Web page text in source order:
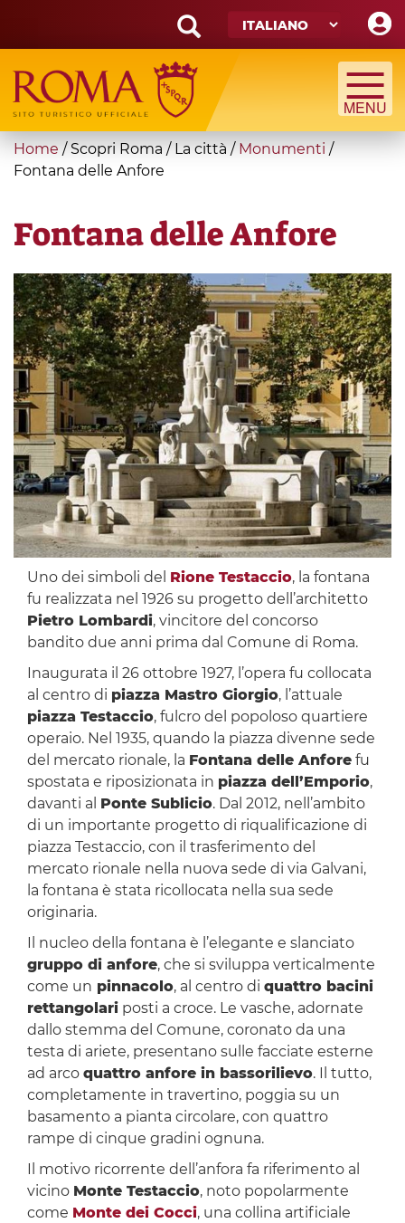
main
content
Search
form
Cerca
You
are
Home / Scopri Roma / La città / Monumenti /
Fontana delle Anfore
Fontana delle Anfore
Uno dei simboli del Rione Testaccio, la fontana
fu realizzata nel 1926 su progetto dell’architetto
Pietro Lombardi, vincitore del concorso
bandito due anni prima dal Comune di Roma.
Inaugurata il 26 ottobre 1927, l’opera fu collocata
al centro di piazza Mastro Giorgio, l’attuale
piazza Testaccio, fulcro del popoloso quartiere
operaio. Nel 1935, quando la piazza divenne sede
del mercato rionale, la Fontana delle Anforefu
spostata e riposizionata in piazza dell’Emporio,
davanti al Ponte Sublicio. Dal 2012, nell’ambito
di un importante progetto di riqualificazione di
piazza Testaccio, con il trasferimento del
mercato rionale nella nuova sede di via Galvani,
la fontana è stata ricollocata nella sua sede
originaria.
Il nucleo della fontana è l’elegante e slanciato
gruppo di anfore, che si sviluppa verticalmente
come un pinnacolo, al centro di quattro bacini
rettangolariposti a croce. Le vasche, adornate
dallo stemma del Comune, coronato da una
testa di ariete, presentano sulle facciate esterne
ad arco quattro anfore in bassorilievo. Il tutto,
completamente in travertino, poggia su un
basamento a pianta circolare, con quattro
rampe di cinque gradini ognuna.
Il motivo ricorrente dell’anfora fa riferimento al
vicino Monte Testaccio, noto popolarmente
come Monte dei Cocci, una collina artificiale